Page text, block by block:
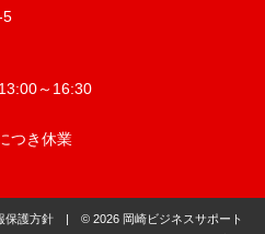
5
～16:30
つき休業
保護方針 | © 2026 岡崎ビジネスサポート